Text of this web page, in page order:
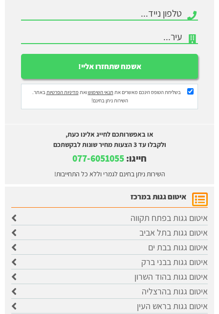
בשליחת הטופס הינכם מאשרים את תנאי השימושואת מדיניות הפרטיותבאתר.
השירות ניתן בחינם!
או באפשרותכם לחייג אלינו כעת,
ולקבלו עד 3 הצעות מחיר שונות לבקשתכם
חייגו:
השירות ניתן בחינם לגמרי וללא כל התחייבות!
איטום גגות במרכז
איטום גגות בפתח תקווה
איטום גגות בתל אביב
איטום גגות בבת ים
איטום גגות בבני ברק
איטום גגות בהוד השרון
איטום גגות בהרצליה
איטום גגות בראש העין